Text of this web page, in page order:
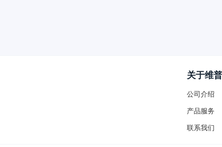
关于维普
公司介绍
产品服务
联系我们